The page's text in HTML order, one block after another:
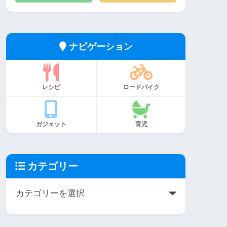
ナビゲーション
レシピ ロードバイク
ガジェット 育児
カテゴリー